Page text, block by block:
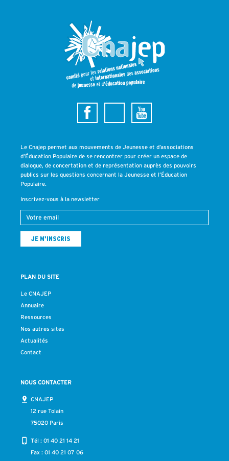
Le Cnajep permet aux mouvements de Jeunesse et d’associations
d’Éducation Populaire de se rencontrer pour créer un espace de
dialogue, de concertation et de représentation auprès des pouvoirs
publics sur les questions concernant la Jeunesse et l’Éducation
Populaire.
Inscrivez-vous à la newsletter
PLAN DU SITE
Le CNAJEP
Annuaire
Ressources
Nos autres sites
Actualités
Contact
NOUS CONTACTER
CNAJEP
12 rue Tolain
75020 Paris
Tél : 01 40 21 14 21
Fax : 01 40 21 07 06